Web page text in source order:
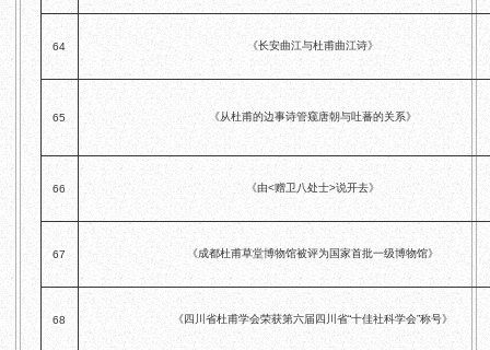
64 《长安曲江与杜甫曲江诗》
65 《从杜甫的边事诗管窥唐朝与吐蕃的关系》
66 《由<赠卫八处士>说开去》
67 《成都杜甫草堂博物馆被评为国家首批一级博物馆》
68 《四川省杜甫学会荣获第六届四川省“十佳社科学会”称号》